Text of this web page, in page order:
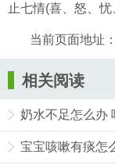
止七情(喜、怒、忧
当前页面地址：
相关阅读
奶水不足怎么办
宝宝咳嗽有痰怎